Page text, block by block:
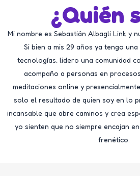
¿Quién
Mi nombre es Sebastián Albagli Link y
Si bien a mis 29 años ya tengo
tecnologías, lidero una comunidad
acompaño a personas en
meditaciones online y
solo el resultado de quien soy en lo
incansable que abre caminos y crea
yo sienten que no siempre encajan
frenético.